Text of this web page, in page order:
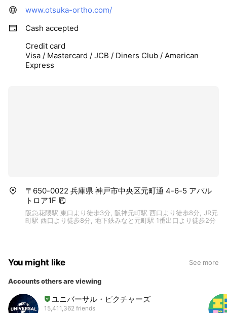
www.otsuka-ortho.com/
Cash accepted
Credit card
Visa / Mastercard / JCB / Diners Club / American
Express
〒650-0022 兵庫県 神戸市中央区元町通 4-6-5 アパル
トロア1F
阪急花隈駅 東口より徒歩3分, 阪神元町駅 西口より徒歩8分, JR元
町駅 西口より徒歩8分, 地下鉄みなと元町駅 1番出口より徒歩2分
You might like See more
Accounts others are viewing
ユニバーサル・ピクチャーズ
15,411,362 friends